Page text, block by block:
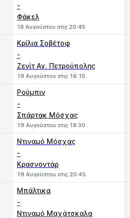
-
Φάκελ
18 Αυγούστου στις 20:45
Κρίλια Σοβέτοφ
-
Ζενίτ Αγ. Πετρούπολης
19 Αυγούστου στις 16:15
Ρούμπιν
-
Σπάρτακ Μόσχας
19 Αυγούστου στις 18:30
Ντιναμό Μόσχας
-
Κρασνοντάρ
19 Αυγούστου στις 20:45
Μπάλτικα
-
Ντιναμό Μαχάτσκαλα